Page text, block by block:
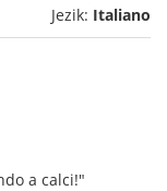
Jezik: Italiano
a calci!"